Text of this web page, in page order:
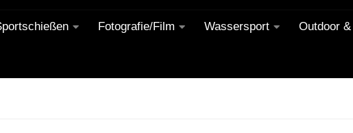
Fotografie/Film Wassersport Outdoor